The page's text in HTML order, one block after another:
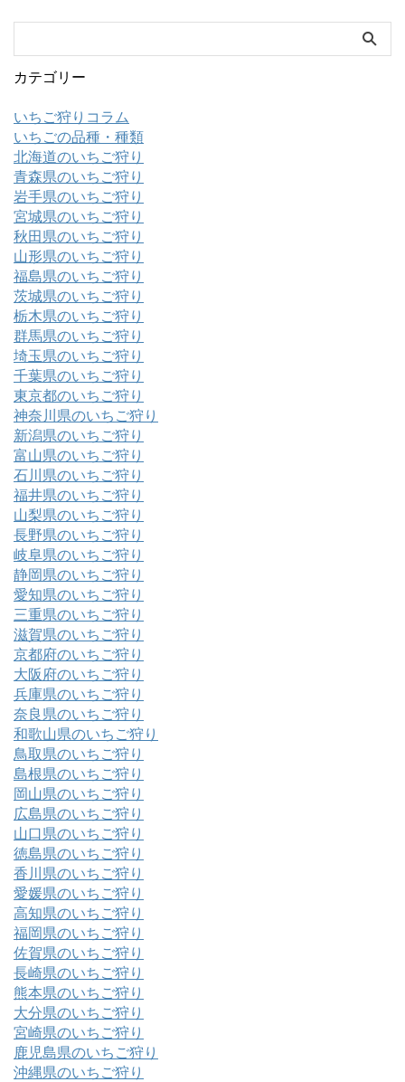
カテゴリー
いちご狩りコラム
いちごの品種・種類
北海道のいちご狩り
青森県のいちご狩り
岩手県のいちご狩り
宮城県のいちご狩り
秋田県のいちご狩り
山形県のいちご狩り
福島県のいちご狩り
茨城県のいちご狩り
栃木県のいちご狩り
群馬県のいちご狩り
埼玉県のいちご狩り
千葉県のいちご狩り
東京都のいちご狩り
神奈川県のいちご狩り
新潟県のいちご狩り
富山県のいちご狩り
石川県のいちご狩り
福井県のいちご狩り
山梨県のいちご狩り
長野県のいちご狩り
岐阜県のいちご狩り
静岡県のいちご狩り
愛知県のいちご狩り
三重県のいちご狩り
滋賀県のいちご狩り
京都府のいちご狩り
大阪府のいちご狩り
兵庫県のいちご狩り
奈良県のいちご狩り
和歌山県のいちご狩り
鳥取県のいちご狩り
島根県のいちご狩り
岡山県のいちご狩り
広島県のいちご狩り
山口県のいちご狩り
徳島県のいちご狩り
香川県のいちご狩り
愛媛県のいちご狩り
高知県のいちご狩り
福岡県のいちご狩り
佐賀県のいちご狩り
長崎県のいちご狩り
熊本県のいちご狩り
大分県のいちご狩り
宮崎県のいちご狩り
鹿児島県のいちご狩り
沖縄県のいちご狩り